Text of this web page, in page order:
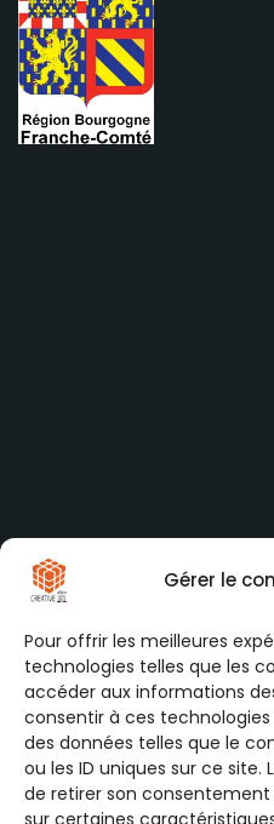
Gérer le
Pour offrir les meilleures
technologies telles que les
accéder aux informations
consentir à ces
des données telles que le
ou les ID uniques sur ce
de retirer son
sur certaines